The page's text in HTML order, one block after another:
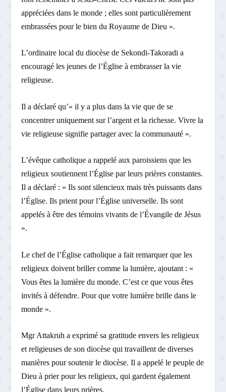
appréciées dans le monde ; elles sont particulièrement
embrassées pour le bien du Royaume de Dieu ».
L’ordinaire local du diocèse de Sekondi-Takoradi a
encouragé les jeunes de l’Église à embrasser la vie
religieuse.
Il a déclaré qu’« il y a plus dans la vie que de se
concentrer uniquement sur l’argent et la richesse. Vivre la
vie religieuse signifie partager avec la communauté ».
L’évêque catholique a rappelé aux paroissiens que les
religieux soutiennent l’Église par leurs prières constantes.
Il a déclaré : « Ils sont silencieux mais très puissants dans
l’Église. Ils prient pour l’Église universelle. Ils sont
appelés à être des témoins vivants de l’Évangile de Jésus
».
Le chef de l’Église catholique a fait remarquer que les
religieux doivent briller comme la lumière, ajoutant : «
Vous êtes la lumière du monde. C’est ce que vous êtes
invités à défendre. Pour que votre lumière brille dans le
monde ».
Mgr Attakruh a exprimé sa gratitude envers les religieux
et religieuses de son diocèse qui travaillent de diverses
manières pour soutenir le diocèse. Il a appelé le peuple de
Dieu à prier pour les religieux, qui gardent également
l’Église dans leurs prières.